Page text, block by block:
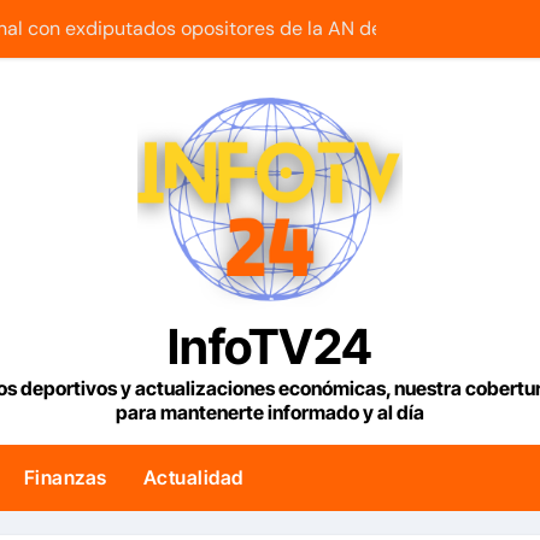
con exdiputados opositores de la AN de 2015
agrónomos insta a la banca a financiar la agricultura
café de «muy buena calidad» que está siendo
Condiciones Meteorológicas para las próximas 24 horas,
que no han sido atendidos
con cáncer que creó una escuelita para niños
tenemos es la reinstitucionalización
InfoTV24
deportivos y actualizaciones económicas, nuestra
para mantenerte informado y al día
Finanzas Actualidad